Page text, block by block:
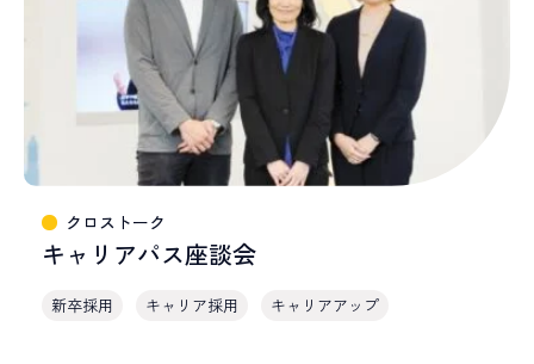
クロストーク
キャリアパス座談会
新卒採用 キャリア採用 キャリアアップ